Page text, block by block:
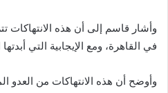
وأشار قاسم إلى أن هذه الانتهاكات
في القاهرة، ومع الإيجابية التي
وأوضح أن هذه الانتهاكات من